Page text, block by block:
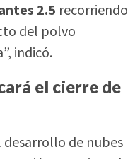
2.5 recorriendo
del polvo
indicó.
el cierre de
desarrollo de nubes